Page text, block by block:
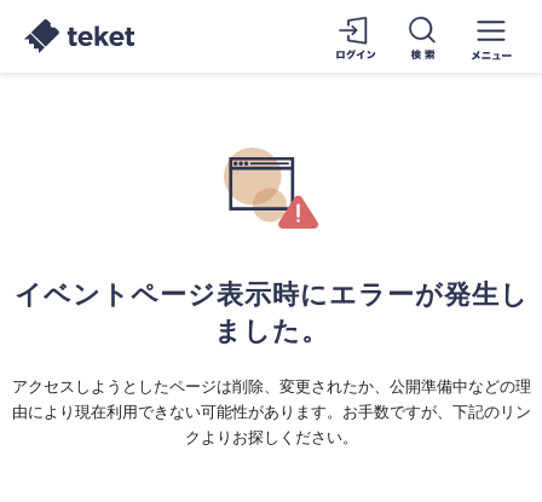
イベントページ表示時にエラーが発生し
ました。
アクセスしようとしたページは削除、変更されたか、公開準備中などの理
由により現在利用できない可能性があります。お手数ですが、下記のリン
クよりお探しください。